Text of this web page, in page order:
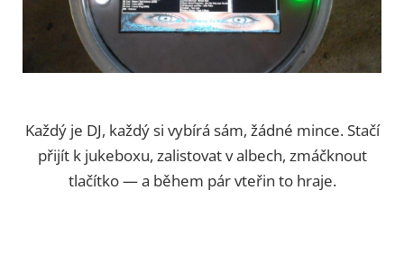
Každý je DJ, každý si vybírá sám, žádné mince. Stačí
přijít k jukeboxu, zalistovat v albech, zmáčknout
tlačítko — a během pár vteřin to hraje.